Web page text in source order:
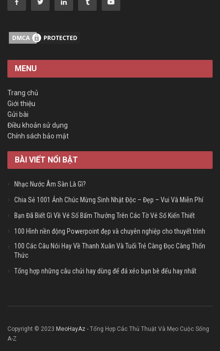
MENU
Trang chủ
Giới thiệu
Gửi bài
Điều khoản sử dụng
Chính sách bảo mật
BÀI VIẾT NỔI BẬT
Nhạc Nước Âm Sàn Là Gì?
Chia Sẻ 1001 Ảnh Chúc Mừng Sinh Nhật Độc – Đẹp – Vui Và Miễn Phí
Bạn Đã Biết Gì Về Vé Số Bấm Thưởng Trên Các Tờ Vé Số Kiến Thiết
100 Hình nền động Powerpoint đẹp và chuyên nghiệp cho thuyết trình
100 Các Câu Nói Hay Về Thanh Xuân Và Tuổi Trẻ Càng Đọc Càng Thổn
Thức
Tổng hợp những câu chửi hay dùng để đá xéo bạn bè đểu hay nhất
Copyright © 2023 MeoHayAz - Tổng Hợp Các Thủ Thuật Và Mẹo Cuộc Sống
A-Z